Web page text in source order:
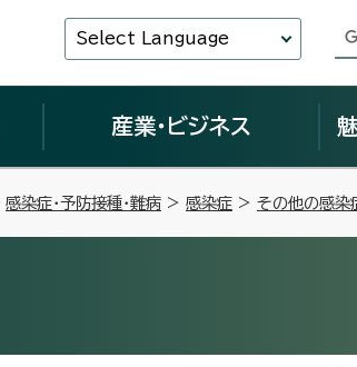
Select Language
産業・ビジネス
感染症・予防接種・難病 > 感染症 > その他の感染